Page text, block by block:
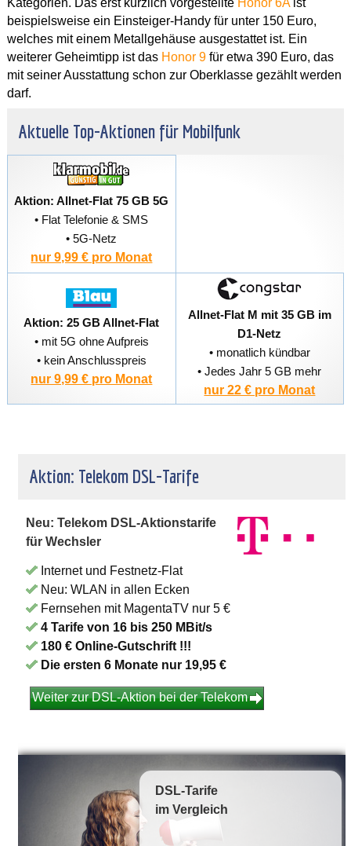
Kategorien. Das erst kürzlich vorgestellte Honor 6Aist
beispielsweise ein Einsteiger-Handy für unter 150 Euro,
welches mit einem Metallgehäuse ausgestattet ist. Ein
weiterer Geheimtipp ist das Honor 9für etwa 390 Euro, das
mit seiner Ausstattung schon zur Oberklasse gezählt werden
darf.
Aktuelle Top-Aktionen für Mobilfunk
Aktion: Allnet-Flat 75 GB 5G
• Flat Telefonie & SMS
• 5G-Netz
nur 9,99 € pro Monat
Aktion: 25 GB Allnet-Flat
• mit 5G ohne Aufpreis
• kein Anschlusspreis
nur 9,99 € pro Monat
Allnet-Flat M mit 35 GB im
D1-Netz
• monatlich kündbar
• Jedes Jahr 5 GB mehr
nur 22 € pro Monat
Aktion: Telekom DSL-Tarife
Neu: Telekom DSL-Aktionstarife
für Wechsler
Internet und Festnetz-Flat
Neu: WLAN in allen Ecken
Fernsehen mit MagentaTV nur 5 €
4 Tarife von 16 bis 250 MBit/s
180 € Online-Gutschrift !!!
Die ersten 6 Monate nur 19,95 €
Weiter zur DSL-Aktion bei der Telekom
DSL-Tarife
im Vergleich